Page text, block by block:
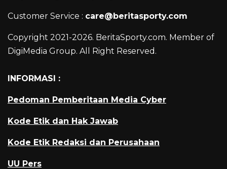
Customer Service : care@beritasporty.com
Copyright 2021-2026. BeritaSporty.com. Member of
DigiMedia Group. All Right Reserved.
INFORMASI :
Pedoman Pemberitaan Media Cyber
Kode Etik dan Hak Jawab
Kode Etik Redaksi dan Perusahaan
UU Pers